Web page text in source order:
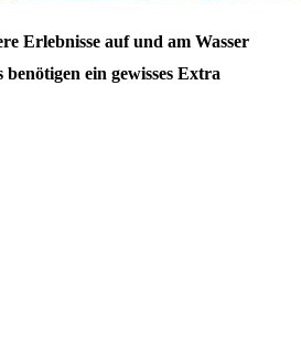
Erlebnisse auf und am Wasser
ein gewisses Extra